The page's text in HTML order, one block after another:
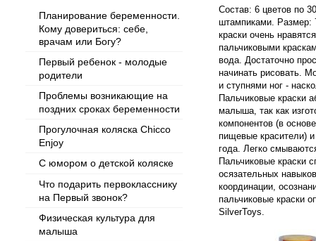
Планирование беременности.
Кому довериться: себе,
врачам или Богу?
Первый ребенок - молодые
родители
Проблемы возникающие на
поздних сроках беременности
Прогулочная коляска Chicco
Enjoy
С юмором о детской коляске
Что подарить первокласснику
на Первый звонок?
Физическая культура для
малыша
Состав: 6 цветов по
штампиками. Размер:
краски очень
пальчиковыми
вода. Достаточно
начинать рисовать.
и ступнями ног -
Пальчиковые краски
малыша, так как
компонентов (в
пищевые красители)
года. Легко
Пальчиковые краски
осязательных
координации,
пальчиковые краски
SilverToys.